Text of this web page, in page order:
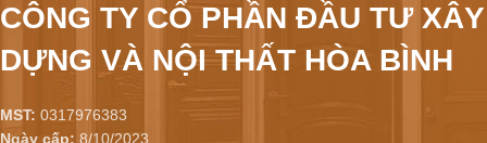
CÔNG TY CỔ PHẦN ĐẦU TƯ XÂY
DỰNG VÀ NỘI THẤT HÒA BÌNH
MST: 0317976383
Ngày cấp: 8/10/2023